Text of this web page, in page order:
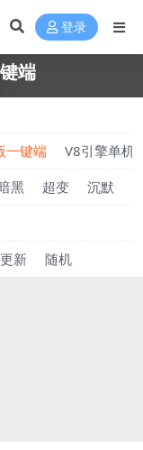
登录
端
一键端
V8引擎单机
黑 超变 沉默
更新 随机